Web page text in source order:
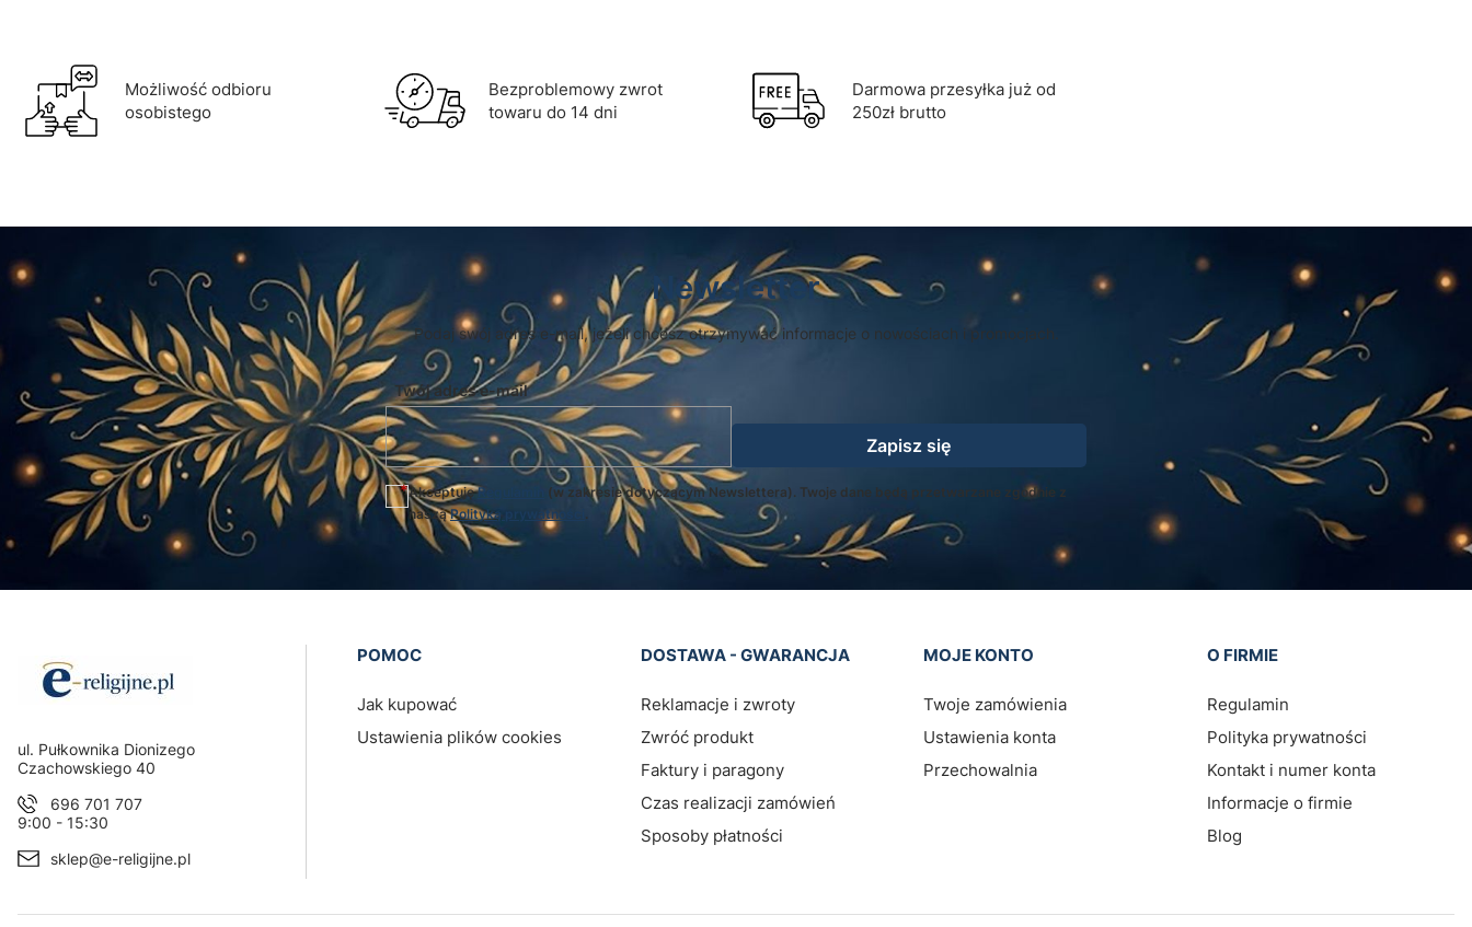
Możliwość odbioru
osobistego
Bezproblemowy zwrot
towaru do 14 dni
Darmowa przesyłka już od
250zł brutto
Newsletter
Podaj swój adres e-mail, jeżeli chcesz otrzymywać informacje o nowościach i promocjach.
Twój adres e-mail
Zapisz się
AkceptujęRegulamin
(w zakresie dotyczącym Newslettera). Twoje dane będą przetwarzane zgodnie z
nasząPolityką prywatności .
Adres:
ul. Pułkownika Dionizego
Czachowskiego 40
696 701 707
9:00 - 15:30
sklep@e-religijne.pl
Linki w stopce
POMOC
Jak kupować
Ustawienia plików cookies
DOSTAWA - GWARANCJA
Reklamacje i zwroty
Zwróć produkt
Faktury i paragony
Czas realizacji zamówień
Sposoby płatności
MOJE KONTO
Twoje zamówienia
Ustawienia konta
Przechowalnia
O FIRMIE
Regulamin
Polityka prywatności
Kontakt i numer konta
Informacje o firmie
Blog